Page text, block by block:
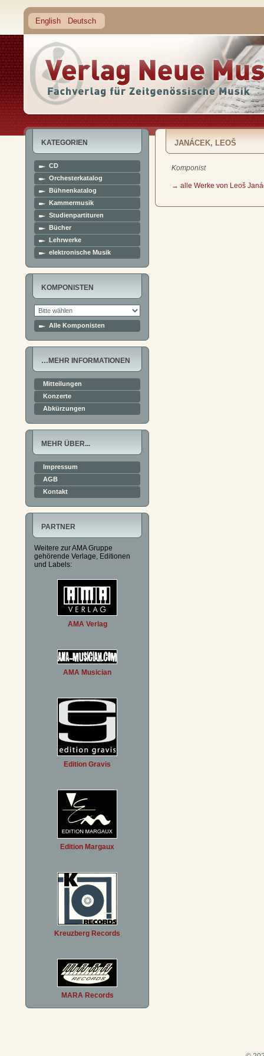
English Deutsch
KATEGORIEN
CD
Orchesterkatalog
Bühnenkatalog
Kammermusik
Studienpartituren
Bücher
Lehrwerke
elektronische Musik
KOMPONISTEN
Alle Komponisten
…MEHR INFORMATIONEN
Mitteilungen
Konzerte
Abkürzungen
MEHR ÜBER...
Impressum
AGB
Kontakt
PARTNER
Weitere zur AMA Gruppe
gehörende Verlage, Editionen
und Labels:
AMA Verlag
AMA Musician
Edition Gravis
Edition Margaux
Kreuzberg Records
MARA Records
JANÁCEK, LEOŠ
Komponist
→ alle Werke von Leoš